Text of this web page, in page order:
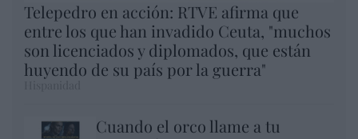
Telepedro en acción: RTVE afirma que
entre los que han invadido Ceuta, "muchos
son licenciados y diplomados, que están
huyendo de su país por la guerra"
Cuando el orco llame a tu